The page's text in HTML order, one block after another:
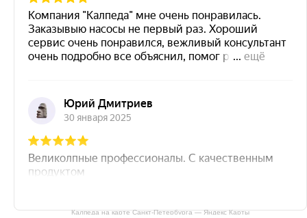
Калпеда на карте Санкт‑Петербурга — Яндекс Карты